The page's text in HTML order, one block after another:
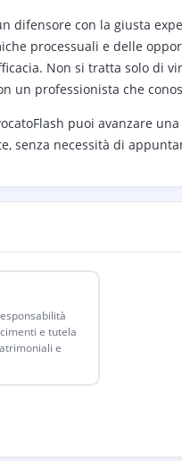
difensore con la giusta
processuali e delle
Non si tratta solo di
un professionista che
puoi avanzare
senza necessità di
e tutela
e